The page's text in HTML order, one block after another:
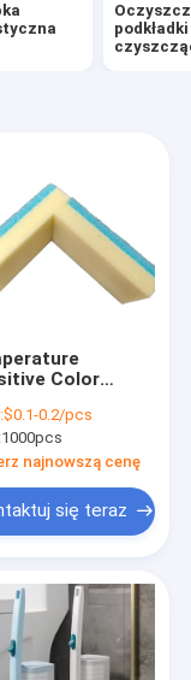
podkładki
Color
Mixed
Scrubber
$0.1-0.2/pcs
1000pcs
najnowszą cenę
się teraz